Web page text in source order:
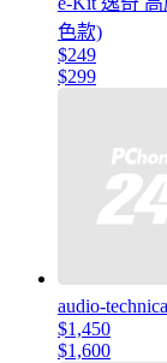
色款)
$249
$299
audio-
$1,450
$1,600